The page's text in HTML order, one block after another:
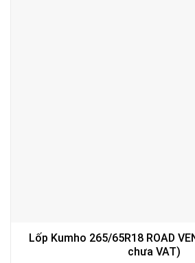
Lốp Kumho 265/65R18 ROAD
chưa VAT)